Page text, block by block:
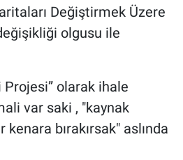
Değiştirmek Üzere
olgusu ile
Projesi” olarak ihale
var saki , "kaynak
kenara bırakırsak" aslında